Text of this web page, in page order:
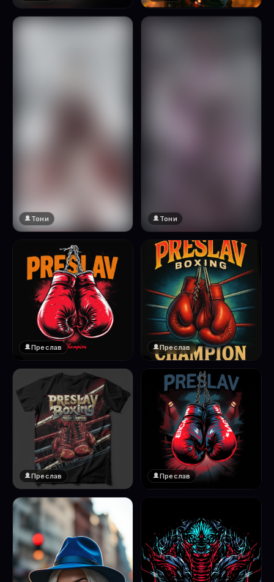
🔞 18+
Натисни за преглед
Тони
🔞 18+
Натисни за преглед
Тони
❤️
1
Преслав
❤️
Преслав
Преслав Преслав